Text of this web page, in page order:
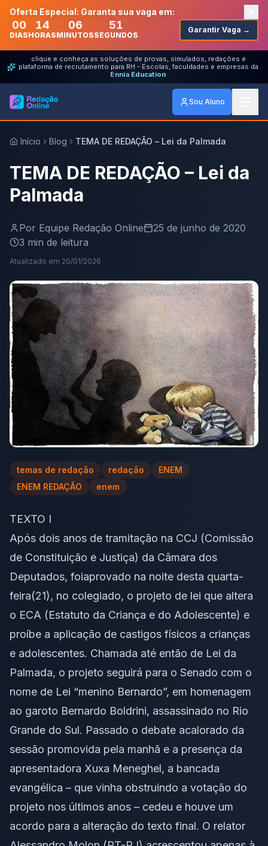
Oferta Especial: Garanta sua vaga em:
00
DIAS
14
HORAS
06
MINUTOS
51
SEGUNDOS
Garantir Vaga →
clique e conheça as soluções de provas, simulados, redações e
plataforma de recrutamento para RH - Escolas, faculdades e empresas da
Ennia Education
Sou Aluno
Início Blog TEMA DE REDAÇÃO – Lei da Palmada
TEMA DE REDAÇÃO – Lei da
Palmada
Por Equipe Redação Online
25 de junho de 2020
3 min de leitura
Atualizado em 20/01/2026
temas de redação redação
ENEM
ENEM REDAÇÃO
enem
TEXTO I
Após dois anos de tramitação na CCJ (Comissão
de Constituição e Justiça) da Câmara dos
Deputados, foiaprovado na noite desta quarta-
feira(21), no colegiado, o projeto de lei que altera
o ECA (Estatuto da Criança e do Adolescente) e
proíbe a aplicação de castigos físicos a crianças
e adolescentes. Chamada até então de Lei da
Palmada, o projeto seguirá para o Senado com o
nome de Lei “menino Bernardo”, em homenagem
ao garoto Bernardo Boldrini, assassinado no Rio
Grande do Sul. Passado o debate acalorado da
sessão promovida pela manhã e a presença da
apresentadora Xuxa Meneghel, a bancada
evangélica – que vinha obstruindo a votação do
projeto nos últimos anos – cedeu e houve um
acordo para a alteração do texto final. O relator